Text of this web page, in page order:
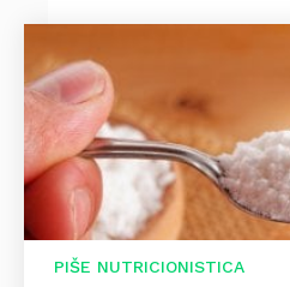
PIŠE NUTRICIONISTICA